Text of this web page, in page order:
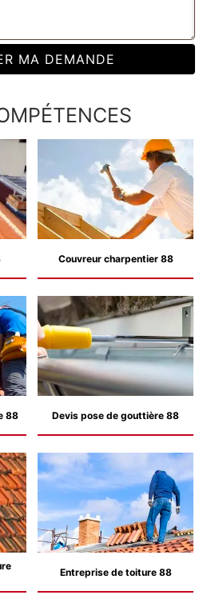
Couvreur charpentier 88
88 Devis pose de gouttière 88
Entreprise de toiture 88